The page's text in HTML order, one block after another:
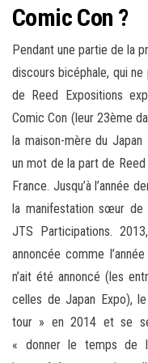
Comic Con ?
Pendant une partie de la
discours bicéphale, qui
de Reed Expositions
Comic Con (leur 23ème
la maison-mère du Japan
un mot de la part de
France. Jusqu’à l’année
la manifestation sœur de
JTS Participations.
annoncée comme
n’ait été annoncé (les
celles de Japan Expo),
tour » en 2014 et se
« donner le temps de